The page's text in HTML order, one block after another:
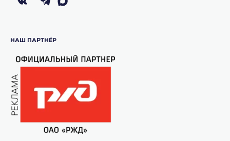
НАШ ПАРТНЁР